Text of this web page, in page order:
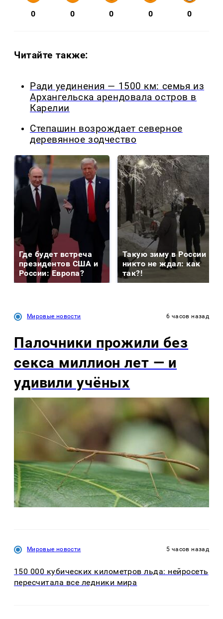
0 0 0 0 0
Читайте также:
Ради уединения — 1500 км: семья из
Архангельска арендовала остров в
Карелии
Степашин возрождает северное
деревянное зодчество
Где будет встреча
президентов США и
России: Европа?
Такую зиму в России
никто не ждал: как
так?!
Мировые новости 6 часов назад
Палочники прожили без
секса миллион лет — и
удивили учёных
Мировые новости 5 часов назад
150 000 кубических километров льда: нейросеть
пересчитала все ледники мира